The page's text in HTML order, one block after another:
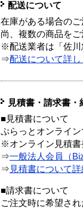
配送について
在庫がある場合の
尚、複数の商品を
※配送業者は「佐川
⇒配送について詳
見積書・請求書・
■見積書について
ぷらっとオンライ
※オンライン見積書
⇒一般法人会員（
⇒ 見積書について
■請求書について
ご注文時に希望さ